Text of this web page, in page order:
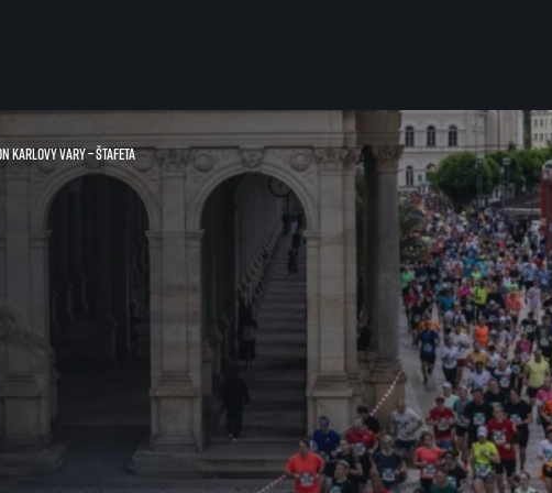
Pro běžce
Pro závodníky
Pravidla a všeobecné informace
Přeregistrace na jiného závodníka
Vaše Fotografie
Inspirace
RunCzech Story
AIMS Race Calendar
Užitečné
O nás
Kontakt
Naši partneři
Historie
Pro veřejnost
FAQ (Často kladené dotazy)
Oznámení fúze
Dobrovolníci
Dárkové poukazy
Šablony k dárkovému poukazu ke
Karlovy Vary – štafeta